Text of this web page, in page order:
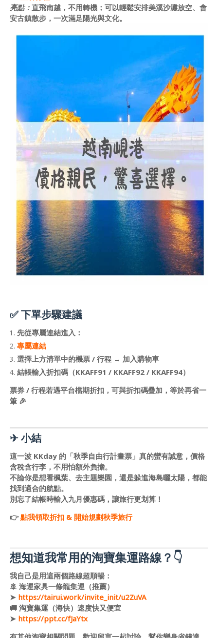
亮點： 直飛南越，不用轉機；可以輕鬆安排美溪沙灘放空、會
安古鎮散步，一次滿足陽光與文化。
✅ 下單步驟建議
先從專屬連結進入：
專屬連結
選擇上方清單中的機票 / 行程 → 加入購物車
結帳輸入折扣碼（KKAFF91 / KKAFF92 / KKAFF94）
票券 / 行程若遇平台檔期折扣，可與折扣碼疊加，等於再省一
筆 🎉
✈ 小結
這一波 KKday 的「秋季自由行計畫票」真的蠻有誠意，價格
含稅含行李，不用怕額外負擔。
不論你是想看楓葉、去主題樂園，還是躲進海島曬太陽，都能
找到適合的航點。
別忘了結帳時輸入九月優惠碼，讓旅行更划算！
👉點我領取折扣 & 開始規劃秋季旅行
想知道我常用的淘寶集運路線？👇
我自己是用這兩個路線超順暢：
🚢 海運家具一條龍集運（推薦）
➤ https://tairui.work/invite_init/u2ZuVA
🚚 淘寶集運（海快）速度快又便宜
➤ https://ppt.cc/fJaYtx